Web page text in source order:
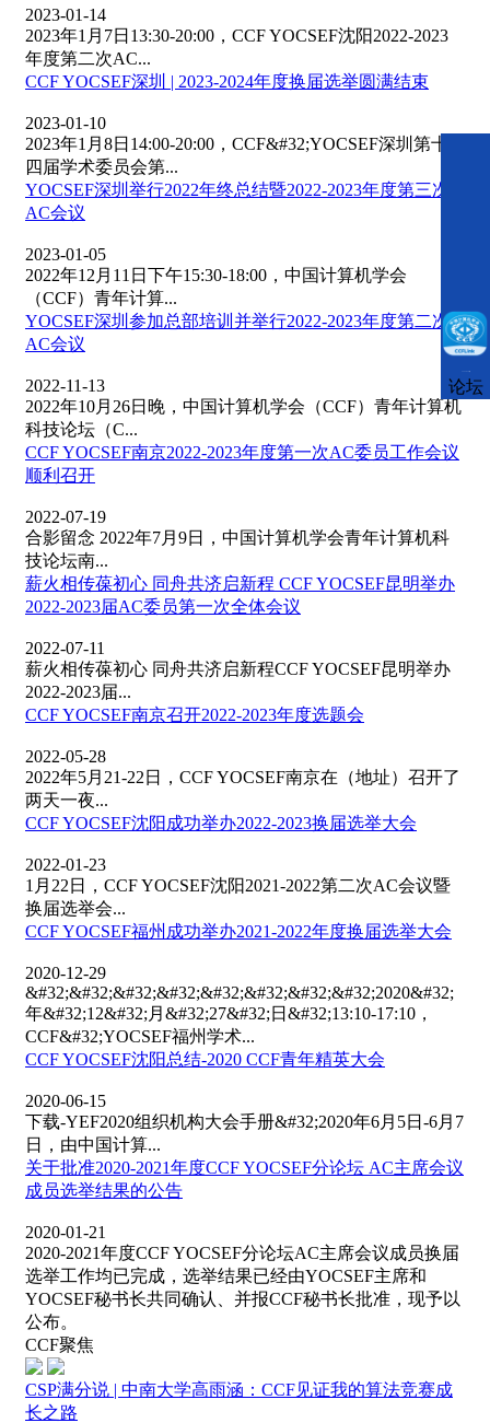
2023-01-14
2023年1月7日13:30-20:00，CCF YOCSEF沈阳2022-2023
年度第二次AC...
CCF YOCSEF深圳 | 2023-2024年度换届选举圆满结束
2023-01-10
2023年1月8日14:00-20:00，CCF&#32;YOCSEF深圳第十
四届学术委员会第...
YOCSEF深圳举行2022年终总结暨2022-2023年度第三次
AC会议
2023-01-05
2022年12月11日下午15:30-18:00，中国计算机学会
（CCF）青年计算...
YOCSEF深圳参加总部培训并举行2022-2023年度第二次
AC会议
2022-11-13
2022年10月26日晚，中国计算机学会（CCF）青年计算机
科技论坛（C...
CCF YOCSEF南京2022-2023年度第一次AC委员工作会议
顺利召开
2022-07-19
合影留念 2022年7月9日，中国计算机学会青年计算机科
技论坛南...
薪火相传葆初心 同舟共济启新程 CCF YOCSEF昆明举办
2022-2023届AC委员第一次全体会议
2022-07-11
薪火相传葆初心 同舟共济启新程CCF YOCSEF昆明举办
2022-2023届...
CCF YOCSEF南京召开2022-2023年度选题会
2022-05-28
2022年5月21-22日，CCF YOCSEF南京在（地址）召开了
两天一夜...
CCF YOCSEF沈阳成功举办2022-2023换届选举大会
2022-01-23
1月22日，CCF YOCSEF沈阳2021-2022第二次AC会议暨
换届选举会...
CCF YOCSEF福州成功举办2021-2022年度换届选举大会
2020-12-29
&#32;&#32;&#32;&#32;&#32;&#32;&#32;&#32;2020&#32;
年&#32;12&#32;月&#32;27&#32;日&#32;13:10-17:10，
CCF&#32;YOCSEF福州学术...
CCF YOCSEF沈阳总结-2020 CCF青年精英大会
2020-06-15
下载-YEF2020组织机构大会手册&#32;2020年6月5日-6月7
日，由中国计算...
关于批准2020-2021年度CCF YOCSEF分论坛 AC主席会议
成员选举结果的公告
2020-01-21
2020-2021年度CCF YOCSEF分论坛AC主席会议成员换届
选举工作均已完成，选举结果已经由YOCSEF主席和
YOCSEF秘书长共同确认、并报CCF秘书长批准，现予以
公布。
CCF聚焦
CSP满分说 | 中南大学高雨涵：CCF见证我的算法竞赛成
长之路
论坛